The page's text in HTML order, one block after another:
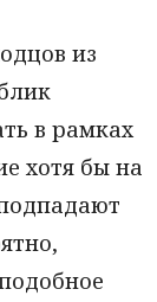
из
в рамках
хотя бы на